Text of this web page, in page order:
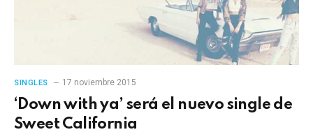
SINGLES 17 noviembre 2015
‘Down with ya’ será el nuevo single de
Sweet California